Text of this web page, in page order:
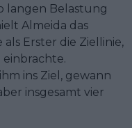
langen Belastung
Almeida das
Erster die Ziellinie,
ins Ziel, gewann
insgesamt vier